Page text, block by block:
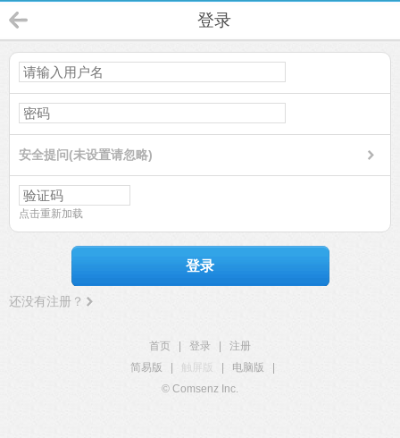
登录
安全提问(未设置请忽略)
点击重新加载
登录
还没有注册？
首页 登录
注册
简易版
触屏版 电脑版
© Comsenz Inc.